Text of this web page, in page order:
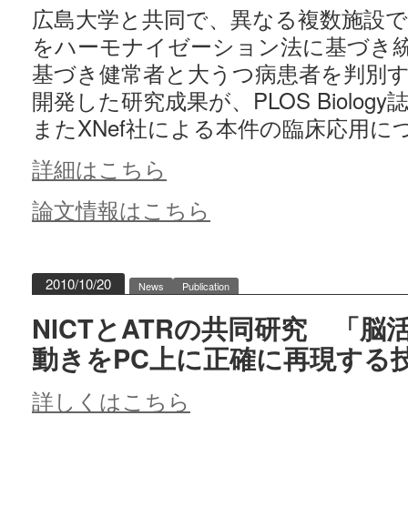
広島大学と共同で、異なる複数施設
をハーモナイゼーション法に基づき
基づき健常者と大うつ病患者を判別
開発した研究成果が、PLOS Biology
またXNef社による本件の臨床応用に
詳細はこちら
論文情報はこちら
2010/10/20 News Publication
NICTとATRの共同研究 「脳
動きをPC上に正確に再現する
詳しくはこちら